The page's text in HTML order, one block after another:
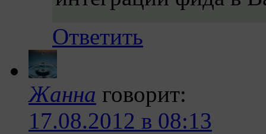
Ответить
Жанна говорит:
17.08.2012 в 08:13